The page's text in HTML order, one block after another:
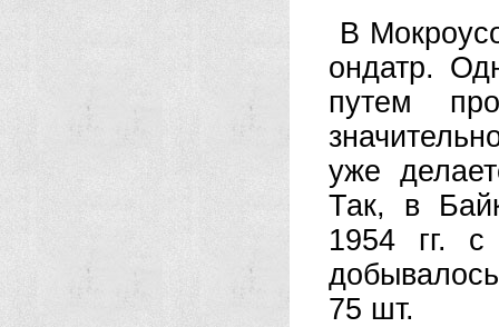
В
ондатр.
путем
уже
Так, в
1954 гг. с
75 шт.